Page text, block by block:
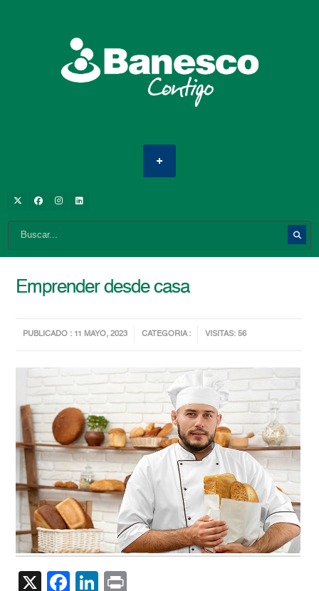
Emprender desde casa
PUBLICADO : 11 MAYO, 2023 CATEGORIA : VISITAS: 56
X Facebook
LinkedIn